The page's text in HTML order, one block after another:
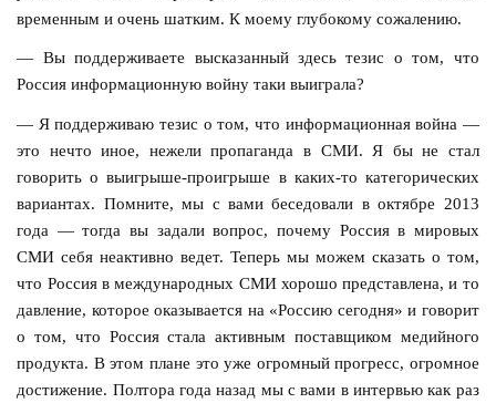
временным и очень шатким. К моему глубокому сожалению.
— Вы поддерживаете высказанный здесь тезис о том, что
Россия информационную войну таки выиграла?
— Я поддерживаю тезис о том, что информационная война —
это нечто иное, нежели пропаганда в СМИ. Я бы не стал
говорить о выигрыше-проигрыше в каких-то категорических
вариантах. Помните, мы с вами беседовали в октябре 2013
года — тогда вы задали вопрос, почему Россия в мировых
СМИ себя неактивно ведет. Теперь мы можем сказать о том,
что Россия в международных СМИ хорошо представлена, и то
давление, которое оказывается на «Россию сегодня» и говорит
о том, что Россия стала активным поставщиком медийного
продукта. В этом плане это уже огромный прогресс, огромное
достижение. Полтора года назад мы с вами в интервью как раз